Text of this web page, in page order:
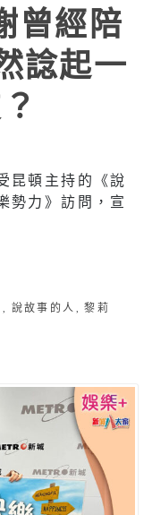
曾經陪
諗起一
昆頓主持的《說
勢力》訪問，宣
, 說故事的人 ,黎莉